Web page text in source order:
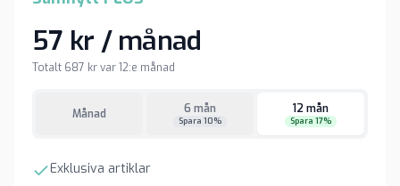
57 kr / månad
Totalt 687 kr var 12:e månad
Månad 6 mån
Spara 10%
12 mån
Spara 17%
Exklusiva artiklar